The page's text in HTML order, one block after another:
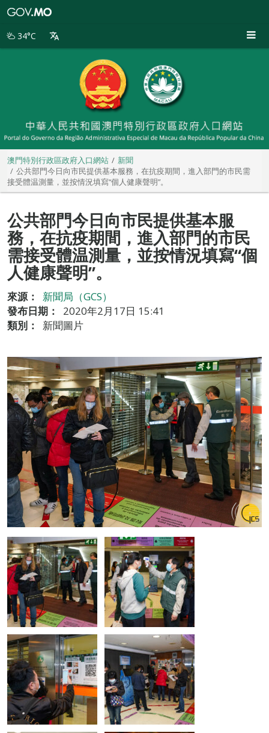
別
34°C
澳門特別行政區政府入口網站
新聞
公共部門今日向市民提供基本服務，在抗疫期間，進入部門的市民需
接受體温測量，並按情況填寫“個人健康聲明”。
公共部門今日向市民提供基本服
務，在抗疫期間，進入部門的市民
需接受體温測量，並按情況填寫“個
人健康聲明”。
來源：
新聞局（GCS）
發布日期：
2020年2月17日 15:41
類別：
新聞圖片